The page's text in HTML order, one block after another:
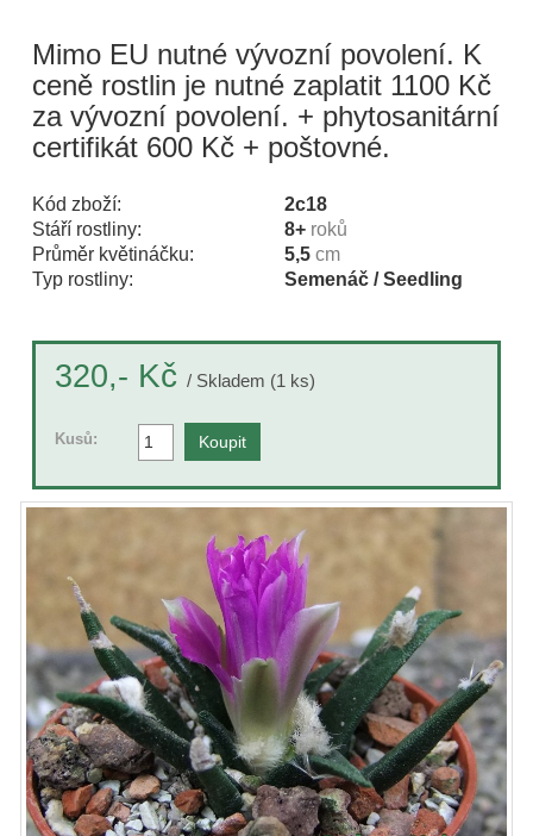
Mimo EU nutné vývozní povolení. K
ceně rostlin je nutné zaplatit 1100 Kč
za vývozní povolení. + phytosanitární
certifikát 600 Kč + poštovné.
Kód zboží:
2c18
Stáří rostliny:
8+ roků
Průměr květináčku:
5,5 cm
Typ rostliny:
Semenáč / Seedling
320,- Kč / Skladem (1 ks)
Kusů: